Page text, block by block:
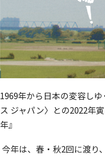
1969年から日本の変容し
ス ジャパン〉との2022年
年』
今年は、春・秋2回に渡り